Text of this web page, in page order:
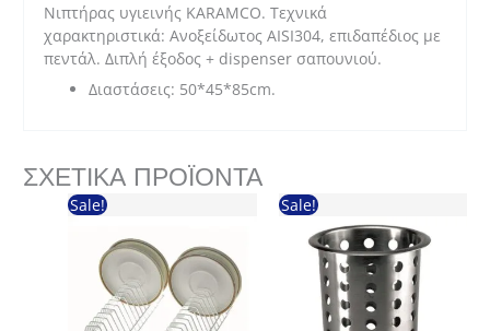
Νιπτήρας υγιεινής KARAMCO. Τεχνικά
χαρακτηριστικά: Ανοξείδωτος AISI304, επιδαπέδιος με
πεντάλ. Διπλή έξοδος + dispenser σαπουνιού.
Διαστάσεις: 50*45*85cm.
ΣΧΕΤΙΚΆ ΠΡΟΪΌΝΤΑ
Sale! Sale!